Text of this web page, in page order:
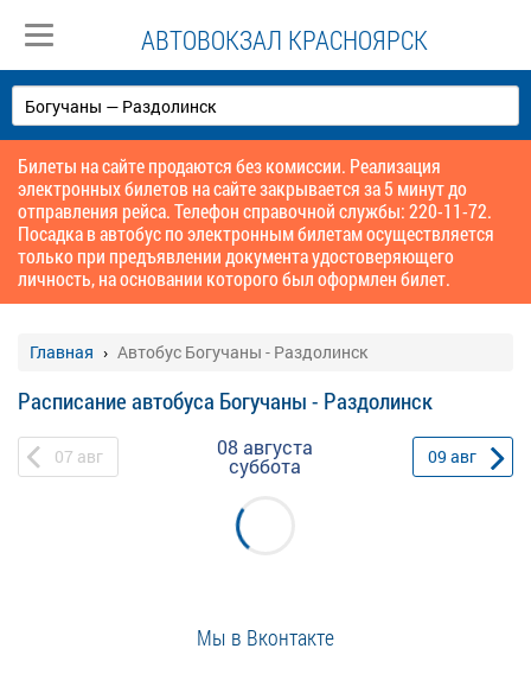
АВТОВОКЗАЛ КРАСНОЯРСК
Билеты на сайте продаются без комиссии. Реализация
электронных билетов на сайте закрывается за 5 минут до
отправления рейса. Телефон справочной службы: 220-11-72.
Посадка в автобус по электронным билетам осуществляется
только при предъявлении документа удостоверяющего
личность, на основании которого был оформлен билет.
Главная Автобус Богучаны - Раздолинск
Расписание автобуса Богучаны - Раздолинск
07 авг 08 августа
суббота 09 авг
Мы в Вконтакте